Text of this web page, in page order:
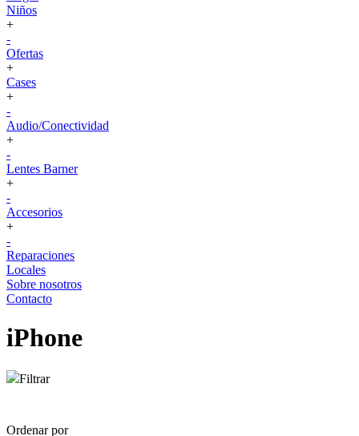
Niños
+
-
Ofertas
+
Cases
+
-
Audio/Conectividad
+
-
Lentes Barner
+
-
Accesorios
+
-
Reparaciones
Locales
Sobre nosotros
Contacto
iPhone
Filtrar
Ordenar por